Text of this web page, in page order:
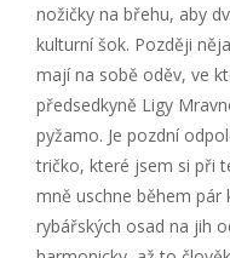
nožičky na břehu, aby
kulturní šok. Později
mají na sobě oděv, ve
předsedkyně Ligy
pyžamo. Je pozdní
tričko, které jsem si při
mně uschne během
rybářských osad na jih